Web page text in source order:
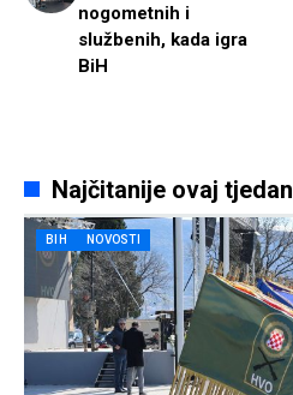
nogometnih i
službenih, kada igra
BiH
Najčitanije ovaj tjedan
BIH NOVOSTI